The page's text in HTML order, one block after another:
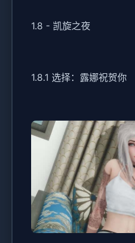
1.8 - 凯旋之夜
1.8.1 选择：露娜祝贺你